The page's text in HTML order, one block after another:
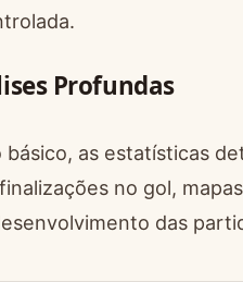
Profundas
as estatísticas
no gol,
das